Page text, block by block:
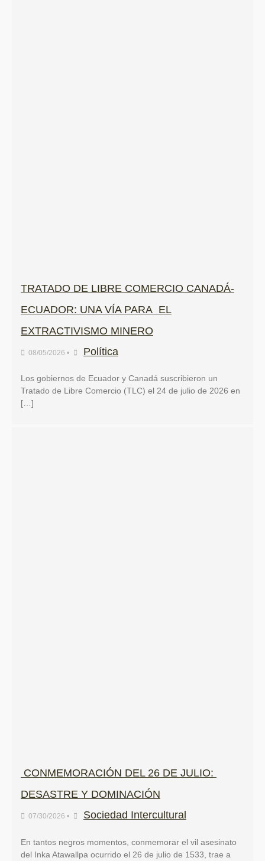
TRATADO DE LIBRE COMERCIO CANADÁ-
ECUADOR: UNA VÍA PARA EL
EXTRACTIVISMO MINERO
08/05/2026 • Política
Los gobiernos de Ecuador y Canadá suscribieron un
Tratado de Libre Comercio (TLC) el 24 de julio de 2026 en
[…]
CONMEMORACIÓN DEL 26 DE JULIO:
DESASTRE Y DOMINACIÓN
07/30/2026 • Sociedad Intercultural
En tantos negros momentos, conmemorar el vil asesinato
del Inka Atawallpa ocurrido el 26 de julio de 1533, trae a